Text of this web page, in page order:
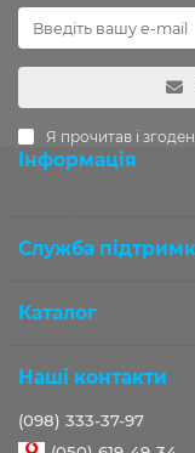
Я прочитав і
Інформація
Служба
Каталог
Наші контакти
(098) 333-37-97